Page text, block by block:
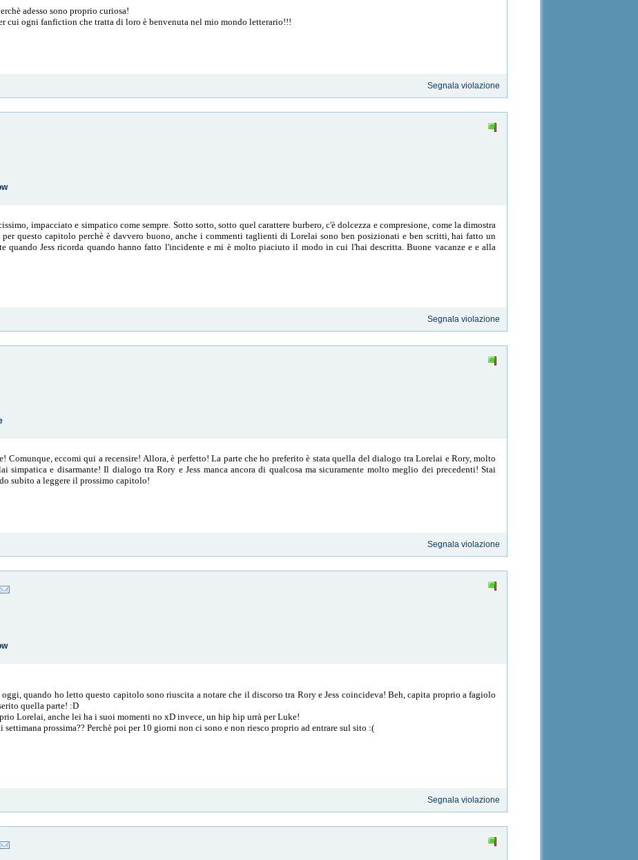
adesso sono proprio curiosa!
cui ogni fanfiction che tratta di loro è benvenuta nel mio mondo letterario!!!
Segnala violazione
impacciato e simpatico come sempre. Sotto sotto, sotto quel carattere burbero, c'è dolcezza e compresione, come la dimostra
per questo capitolo perchè è davvero buono, anche i commenti taglienti di Lorelai sono ben posizionati e ben scritti, hai fatto un
quando Jess ricorda quando hanno fatto l'incidente e mi è molto piaciuto il modo in cui l'hai descritta. Buone vacanze e e alla
Segnala violazione
Comunque, eccomi qui a recensire! Allora, è perfetto! La parte che ho preferito è stata quella del dialogo tra Lorelai e Rory, molto
simpatica e disarmante! Il dialogo tra Rory e Jess manca ancora di qualcosa ma sicuramente molto meglio dei precedenti! Stai
subito a leggere il prossimo capitolo!
Segnala violazione
quando ho letto questo capitolo sono riuscita a notare che il discorso tra Rory e Jess coincideva! Beh, capita proprio a fagiolo
quella parte! :D
Lorelai, anche lei ha i suoi momenti no xD invece, un hip hip urrà per Luke!
prossima?? Perchè poi per 10 giorni non ci sono e non riesco proprio ad entrare sul sito :(
Segnala violazione